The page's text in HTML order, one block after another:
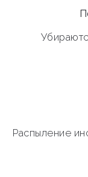
Распыление